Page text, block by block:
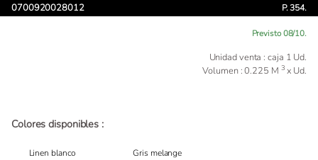
0700920028012 P. 354.
Previsto 08/10.
Unidad venta : caja 1 Ud.
Volumen : 0.225 M 3 x Ud.
Colores disponibles :
Linen blanco Gris melange